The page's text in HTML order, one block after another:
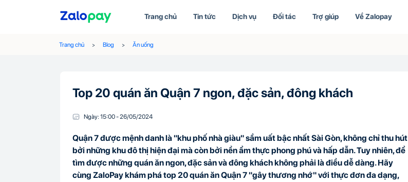
Trang chủ Tin tức Dịch vụ Đối tác Trợ giúp Về Zalopay
Trang chủ Blog Ăn uống
Top 20 quán ăn Quận 7 ngon, đặc sản, đông khách
Ngày: 15:00-26/05/2024
Quận 7 được mệnh danh là "khu phố nhà giàu" sầm uất bậc nhất Sài Gòn, không chỉ thu hút
bởi những khu đô thị hiện đại mà còn bởi nền ẩm thực phong phú và hấp dẫn. Tuy nhiên, để
tìm được những quán ăn ngon, đặc sản và đông khách không phải là điều dễ dàng. Hãy
cùng ZaloPay khám phá top 20 quán ăn Quận 7 "gây thương nhớ" với thực đơn đa dạng,